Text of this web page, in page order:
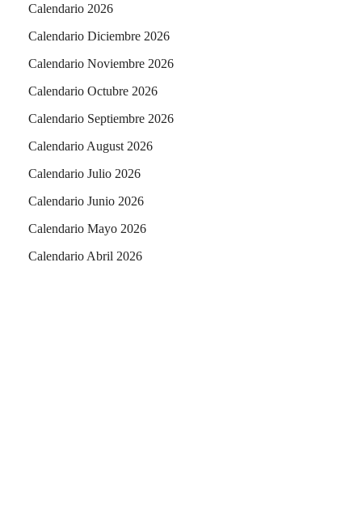
Calendario 2026
Calendario Diciembre 2026
Calendario Noviembre 2026
Calendario Octubre 2026
Calendario Septiembre 2026
Calendario August 2026
Calendario Julio 2026
Calendario Junio 2026
Calendario Mayo 2026
Calendario Abril 2026